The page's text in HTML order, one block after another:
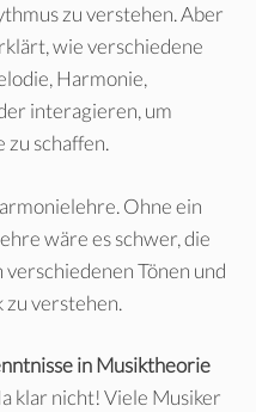
zu verstehen. Aber
wie verschiedene
Harmonie,
interagieren, um
zu schaffen.
Ohne ein
wäre es schwer, die
Tönen und
verstehen.
in Musiktheorie
klar nicht! Viele Musiker